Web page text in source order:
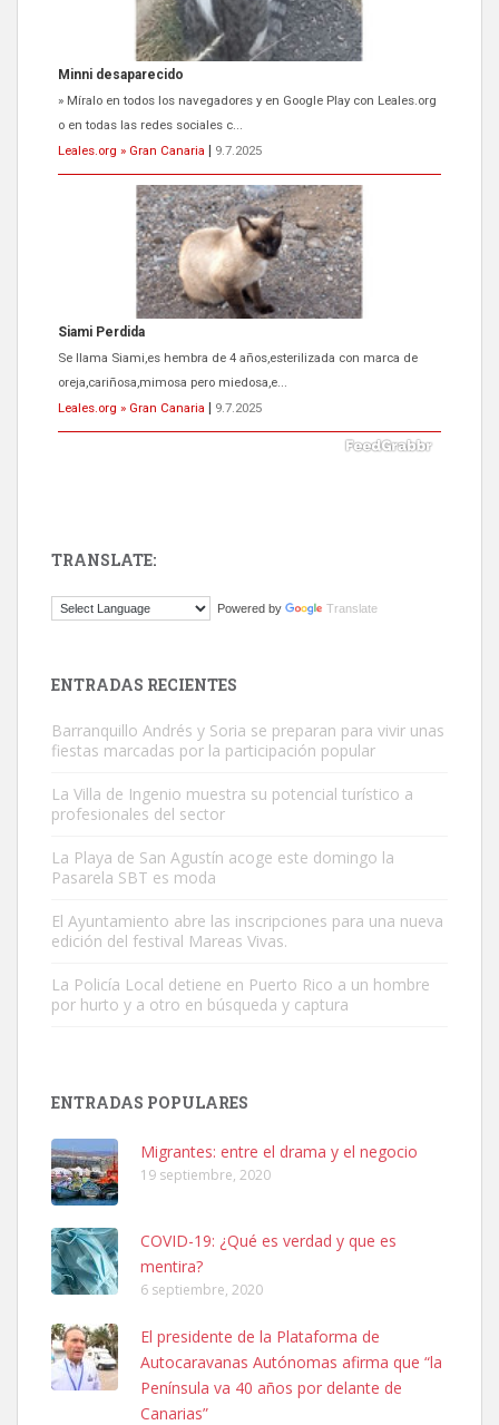
Minni desaparecido
» Míralo en todos los navegadores y en Google Play con Leales.org
o en todas las redes sociales c...
Leales.org » Gran Canaria
9.7.2025
Siami Perdida
Se llama Siami,es hembra de 4 años,esterilizada con marca de
oreja,cariñosa,mimosa pero miedosa,e...
Leales.org » Gran Canaria
9.7.2025
El ayuntamiento se va a llevar a Los Gatos callejeros de la zona los
Este gato macho ha aparecido en la calle hace menos de un mes,
Leales.org » Gran Canaria
9.7.2025
Adopción urgente
hembra, 4 años. Por motivos personales ...
Leales.org » Gran Canaria | 6.7.2025
SHIBA PERDIDO AVDA JOSE MESA Y LOPEZ
PERRO MACHO RAZA SHIBA CON MICROCHIP PERDIDO HOY
06/07/2025 ZONA MESA Y LOPEZ. ES MUY ASUSTADIZO
TRANSLATE:
Powered by Translate
ENTRADAS RECIENTES
Barranquillo Andrés y Soria se preparan para vivir unas
fiestas marcadas por la participación popular
La Villa de Ingenio muestra su potencial turístico a
profesionales del sector
La Playa de San Agustín acoge este domingo la
Pasarela SBT es moda
El Ayuntamiento abre las inscripciones para una nueva
edición del festival Mareas Vivas.
La Policía Local detiene en Puerto Rico a un hombre
por hurto y a otro en búsqueda y captura
ENTRADAS POPULARES
Migrantes: entre el drama y el negocio
19 septiembre, 2020
COVID-19: ¿Qué es verdad y que es
mentira?
6 septiembre, 2020
El presidente de la Plataforma de
Autocaravanas Autónomas afirma que “la
Península va 40 años por delante de
Canarias”